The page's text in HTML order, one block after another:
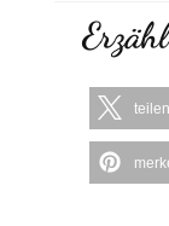
teilen